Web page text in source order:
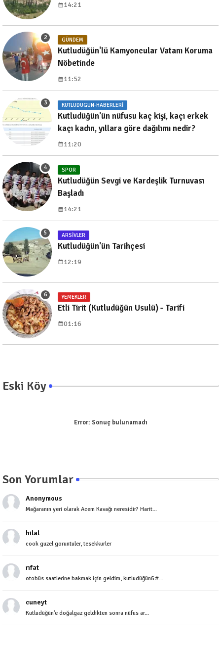
14:21
GÜNDEM
Kutludüğün'lü Kamyoncular Vatanı Koruma
Nöbetinde
11:52
KUTLUDUGUN-HABERLERI
Kutludüğün'ün nüfusu kaç kişi, kaçı erkek
kaçı kadın, yıllara göre dağılımı nedir?
11:20
SPOR
Kutludüğün Sevgi ve Kardeşlik Turnuvası
Başladı
14:21
ARSIVLER
Kutludüğün'ün Tarihçesi
12:19
YEMEKLER
Etli Tirit (Kutludüğün Usulü) - Tarifi
01:16
Eski Köy
Error: Sonuç bulunamadı
Son Yorumlar
Anonymous
Mağaranın yeri olarak Acem Kavağı neresidir? Harit...
hilal
cook guzel goruntuler, tesekkurler
rıfat
otobüs saatlerine bakmak için geldim, kutludüğün&#...
cuneyt
Kutludüğün'e doğalgaz geldikten sonra nüfus ar...